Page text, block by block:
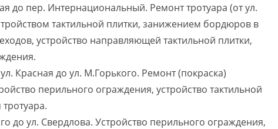
до пер. Интернациональный. Ремонт тротуара (от ул.
тактильной плитки, занижением бордюров в
устройство направляющей тактильной плитки,
Красная до ул. М.Горького. Ремонт (покраска)
перильного ограждения, устройство тактильной
до ул. Свердлова. Устройство перильного ограждения,